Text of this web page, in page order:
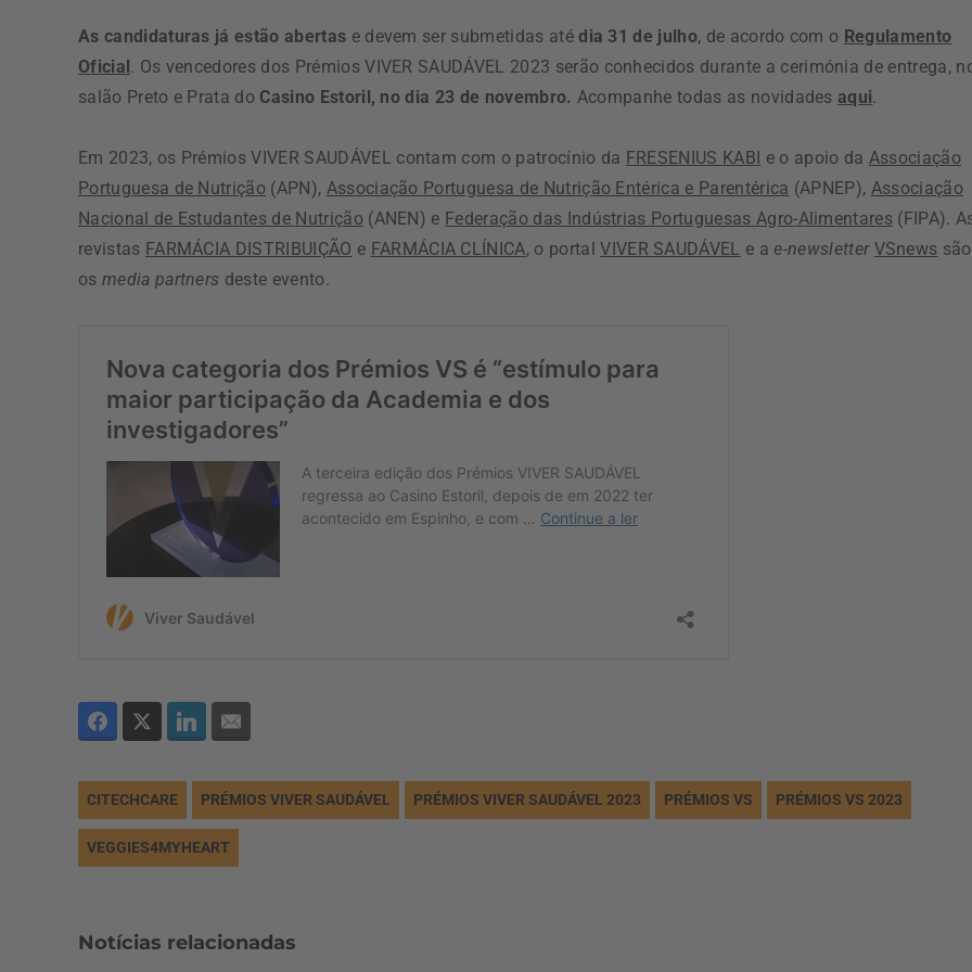
As candidaturas já estão abertas e devem ser submetidas atédia 31 de julho, de acordo com o Regulamento
Oficial . Os vencedores dos Prémios VIVER SAUDÁVEL 2023 serão conhecidos durante a cerimónia de entrega,
salão Preto e Prata do Casino Estoril, no dia 23 de novembro. Acompanhe todas as novidadesaqui.
Em 2023, os Prémios VIVER SAUDÁVEL contam com o patrocínio da FRESENIUS KABI e o apoio da Associação
Portuguesa de Nutrição (APN), Associação Portuguesa de Nutrição Entérica e Parentérica (APNEP), Associação
Nacional de Estudantes de Nutrição(ANEN) e Federação das Indústrias Portuguesas Agro-Alimentares (FIPA).
revistas FARMÁCIA DISTRIBUIÇÃO e FARMÁCIA CLÍNICA, o portalVIVER SAUDÁVEL e a e-newsletter VSnews são
os media partners deste evento.
CITECHCARE PRÉMIOS VIVER SAUDÁVEL PRÉMIOS VIVER SAUDÁVEL 2023 PRÉMIOS VS PRÉMIOS VS 2023
VEGGIES4MYHEART
Notícias relacionadas